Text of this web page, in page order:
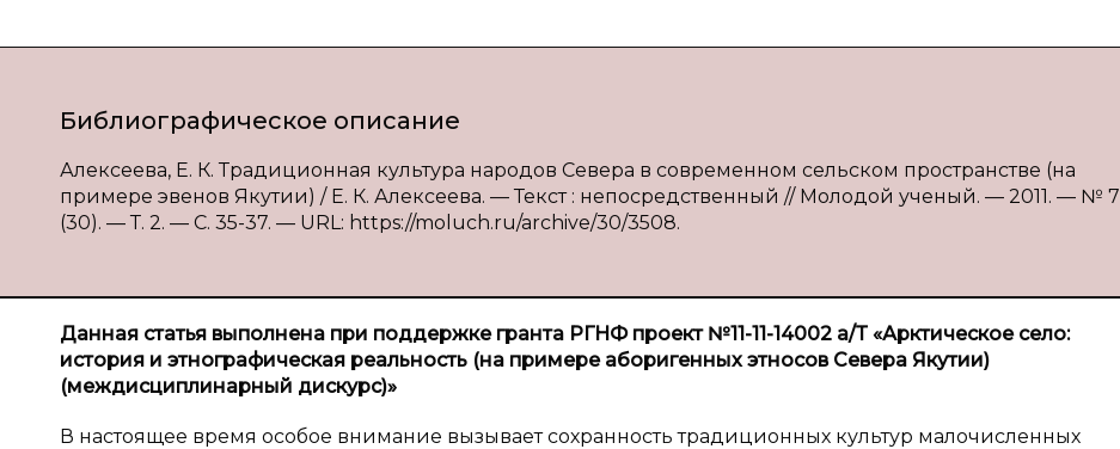
Библиографическое описание
Алексеева, Е. К. Традиционная культура народов Севера в современном сельском пространстве (на
примере эвенов Якутии) / Е. К. Алексеева. — Текст : непосредственный // Молодой ученый. — 2011. — № 7
(30). — Т. 2. — С. 35-37. — URL: https://moluch.ru/archive/30/3508.
Данная статья выполнена при поддержке гранта РГНФ проект №11-11-14002 а/Т «Арктическое село:
история и этнографическая реальность (на примере аборигенных этносов Севера Якутии)
(междисциплинарный дискурс)»
В настоящее время особое внимание вызывает сохранность традиционных культур малочисленных